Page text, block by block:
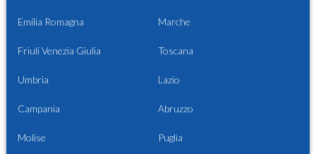
Emilia Romagna Marche
Friuli Venezia Giulia Toscana
Umbria Lazio
Campania Abruzzo
Molise Puglia